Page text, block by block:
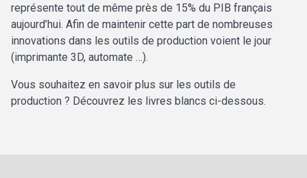
représente tout de même près de 15% du PIB français
aujourd’hui. Afin de maintenir cette part de nombreuses
innovations dans les outils de production voient le jour
(imprimante 3D, automate …).
Vous souhaitez en savoir plus sur les outils de
production ? Découvrez les livres blancs ci-dessous.